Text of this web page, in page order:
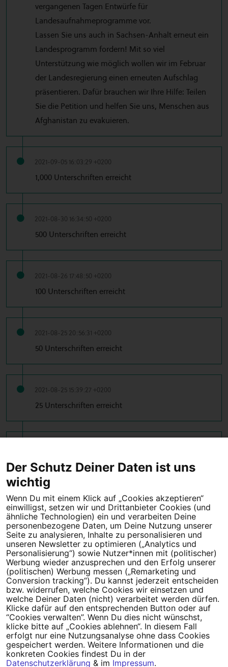
vergangenen Tagen Entwürfe für
Landesaufnahmeprogramme vor.
Lassen Sie uns auch in Sachsen-Anhalt erneut ein
Landesprogramm fordern! Mit so viel
Unterstützung wie möglich wollen wir im Februar
der Landesregierung einen erneuten Aufschlag
präsentieren. Dafür brauchen wir Ihre Hilfe: Teilen
Sie die Petition und helfen Sie uns, Menschen aus
Afghanistan zu evakuieren.
2021-09-05 16:03:29 +0200
1,000 Unterschriften erreicht
2021-08-30 16:34:50 +0200
500 Unterschriften erreicht
2021-08-26 17:48:50 +0200
100 Unterschriften erreicht
2021-08-25 20:56:31 +0200
50 Unterschriften erreicht
2021-08-25 15:39:27 +0200
25 Unterschriften erreicht
10 Unterschriften erreicht
Tipps für deine Petition
Darum WeAct
Partnerprogramm
Erfolgreiche Petitionen
FAQs
Nutzungsbedingungen
Datenschutz
Impressum
Cookie-Einstellungen
Powered byCampact
Der Schutz Deiner Daten ist uns
wichtig
Wenn Du mit einem Klick auf „Cookies akzeptieren“
einwilligst, setzen wir und Drittanbieter Cookies (und
ähnliche Technologien) ein und verarbeiten Deine
personenbezogene Daten, um Deine Nutzung unserer
Seite zu analysieren, Inhalte zu personalisieren und
unseren Newsletter zu optimieren („Analytics und
Personalisierung“) sowie Nutzer*innen mit (politischer)
Werbung wieder anzusprechen und den Erfolg unserer
(politischen) Werbung messen („Remarketing und
Conversion tracking“). Du kannst jederzeit entscheiden
bzw. widerrufen, welche Cookies wir einsetzen und
welche Deiner Daten (nicht) verarbeitet werden dürfen.
Klicke dafür auf den entsprechenden Button oder auf
“Cookies verwalten”. Wenn Du dies nicht wünschst,
klicke bitte auf „Cookies ablehnen“. In diesem Fall
erfolgt nur eine Nutzungsanalyse ohne dass Cookies
gespeichert werden. Weitere Informationen und die
konkreten Cookies findest Du in der
Datenschutzerklärung & im Impressum.